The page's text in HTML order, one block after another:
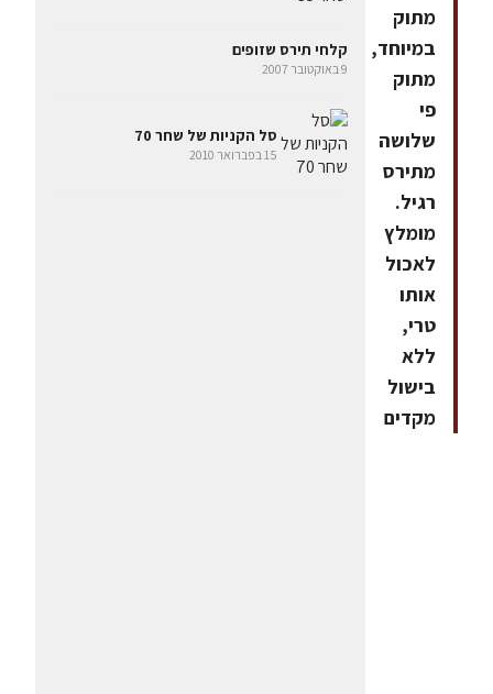
מתוק
במיוחד,
מתוק
פי
שלושה
מתירס
רגיל.
מומלץ
לאכול
אותו
טרי,
ללא
בישול
מקדים
קלחי תירס שזופים
9 באוקטובר 2007
סל הקניות של שחר 70
15 בפברואר 2010